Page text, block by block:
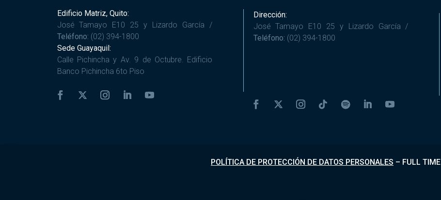
Edificio Matriz, Quito:
José Tamayo E10 25 y Lizardo García /
Teléfono: (02) 394-1800
Sede Guayaquil:
Calle Pichincha y Av. 9 de Octubre. Edificio
Banco Pichincha 6to Piso
Dirección:
José Tamayo E10 25 y Lizardo García /
Teléfono: (02) 394-1800
POLÍTICA DE PROTECCIÓN DE DATOS PERSONALES – FULL TIME